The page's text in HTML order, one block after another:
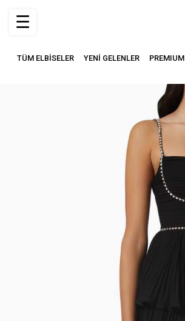
TÜM ELBİSELER YENİ GELENLER PREMIUM
☰